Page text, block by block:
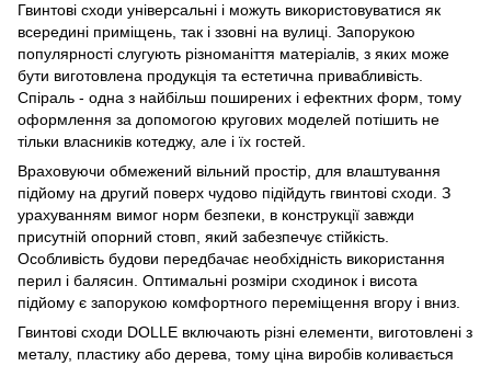
Гвинтові сходи універсальні і можуть використовуватися як
всередині приміщень, так і ззовні на вулиці. Запорукою
популярності слугують різноманіття матеріалів, з яких може
бути виготовлена продукція та естетична привабливість.
Спіраль - одна з найбільш поширених і ефектних форм, тому
оформлення за допомогою кругових моделей потішить не
тільки власників котеджу, але і їх гостей.
Враховуючи обмежений вільний простір, для влаштування
підйому на другий поверх чудово підійдуть гвинтові сходи. З
урахуванням вимог норм безпеки, в конструкції завжди
присутній опорний стовп, який забезпечує стійкість.
Особливість будови передбачає необхідність використання
перил і балясин. Оптимальні розміри сходинок і висота
підйому є запорукою комфортного переміщення вгору і вниз.
Гвинтові сходи DOLLE включають різні елементи, виготовлені з
металу, пластику або дерева, тому ціна виробів коливається